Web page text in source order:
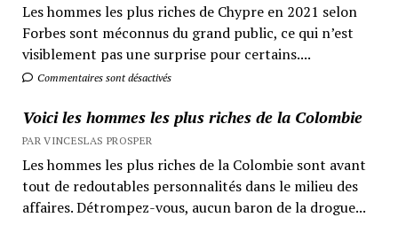
Les hommes les plus riches de Chypre en 2021 selon
Forbes sont méconnus du grand public, ce qui n’est
visiblement pas une surprise pour certains....
Commentaires sont désactivés
Voici les hommes les plus riches de la Colombie
PAR VINCESLAS PROSPER
Les hommes les plus riches de la Colombie sont avant
tout de redoutables personnalités dans le milieu des
affaires. Détrompez-vous, aucun baron de la drogue...